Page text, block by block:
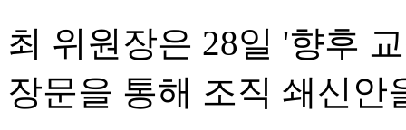
최 위원장은 28일 '향후
장문을 통해 조직 쇄신안